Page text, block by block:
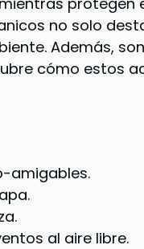
no solo
Además,
cómo estos
amigables.
al aire libre.